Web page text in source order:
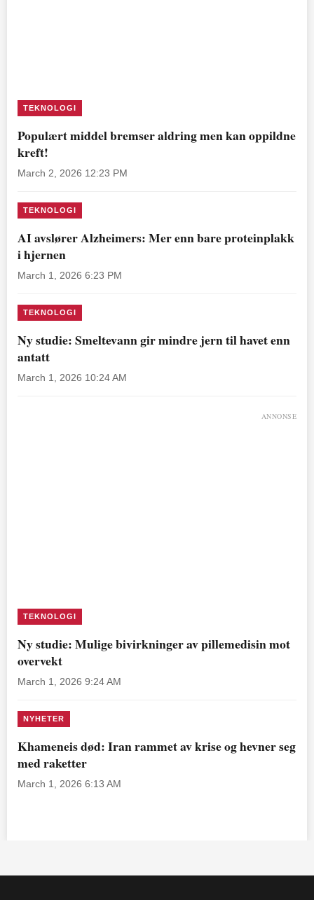
TEKNOLOGI
Populært middel bremser aldring men kan oppildne
kreft!
March 2, 2026 12:23 PM
TEKNOLOGI
AI avslører Alzheimers: Mer enn bare proteinplakk
i hjernen
March 1, 2026 6:23 PM
TEKNOLOGI
Ny studie: Smeltevann gir mindre jern til havet enn
antatt
March 1, 2026 10:24 AM
ANNONSE
TEKNOLOGI
Ny studie: Mulige bivirkninger av pillemedisin mot
overvekt
March 1, 2026 9:24 AM
NYHETER
Khameneis død: Iran rammet av krise og hevner seg
med raketter
March 1, 2026 6:13 AM